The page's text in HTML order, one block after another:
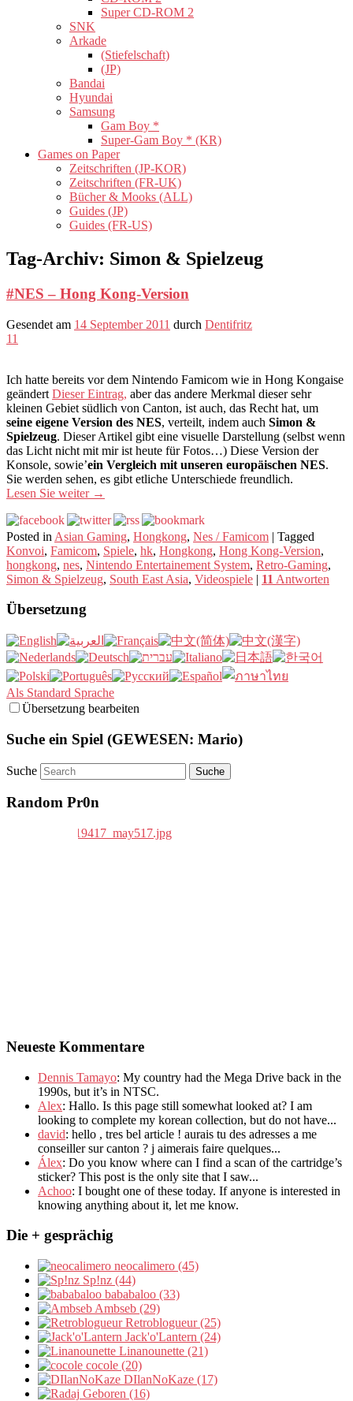
Super CD-ROM 2
SNK
Arkade
(Stiefelschaft)
(JP)
Bandai
Hyundai
Samsung
Gam Boy *
Super-Gam Boy * (KR)
Games on Paper
Zeitschriften (JP-KOR)
Zeitschriften (FR-UK)
Bücher & Mooks (ALL)
Guides (JP)
Guides (FR-US)
Tag-Archiv: Simon & Spielzeug
#NES – Hong Kong-Version
Gesendet am 14 September 2011 durch Dentifritz
11
Ich hatte bereits vor dem Nintendo Famicom wie in Hong Kongaise
geändert Dieser Eintrag, aber das andere Merkmal dieser sehr
kleinen Gebiet südlich von Canton, ist auch, das Recht hat, um
seine eigene Version des NES, verteilt, indem auch Simon &
Spielzeug. Dieser Artikel gibt eine visuelle Darstellung (selbst wenn
das Licht nicht mit mir ist heute für Fotos…) Diese Version der
Konsole, sowie’ein Vergleich mit unseren europäischen NES.
Sie werden sehen, es gibt etliche Unterschiede freundlich.
Lesen Sie weiter →
Posted in Asian Gaming, Hongkong, Nes / Famicom | Tagged
Konvoi, Famicom, Spiele, hk, Hongkong, Hong Kong-Version,
hongkong, nes, Nintendo Entertainement System, Retro-Gaming,
Simon & Spielzeug, South East Asia, Videospiele | 11 Antworten
Übersetzung
Als Standard Sprache
Übersetzung bearbeiten
Suche ein Spiel (GEWESEN: Mario)
Suche
Random Pr0n
Neueste Kommentare
Dennis Tamayo: My country had the Mega Drive back in the
1990s, but it’s in NTSC.
Alex: Hallo. Is this page still somewhat looked at? I am
looking to complete my korean collection, but do not have...
david: hello , tres bel article ! aurais tu des adresses a me
conseiller sur canton ? j aimerais faire quelques...
Álex: Do you know where can I find a scan of the cartridge’s
sticker? This post is the only site that I saw...
Achoo: I bought one of these today. If anyone is interested in
knowing anything about it, let me know.
Die + gesprächig
neocalimero (45)
Sp!nz (44)
bababaloo (33)
Ambseb (29)
Retroblogueur (25)
Jack'o'Lantern (24)
Linanounette (21)
cocole (20)
DIlanNoKaze (17)
Geboren (16)